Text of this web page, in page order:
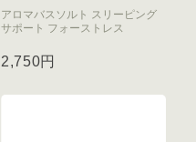
アロマバスソルト スリーピング
サポート フォーストレス
2,750円